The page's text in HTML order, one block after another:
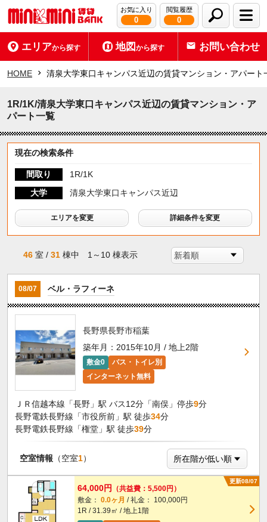
お気に入り
0
閲覧履歴
0
エリアから探す 地図から探す お問い合わせ
HOME 清泉大学東口キャンパス近辺の賃貸マンション・アパート
1R/1K/清泉大学東口キャンパス近辺の賃貸マンション・ア
パート一覧
現在の検索条件
間取り
1R/1K
大学
清泉大学東口キャンパス近辺
エリアを変更 詳細条件を変更
46 室 /31 棟中 1～10 棟表示
08/07 ベル・ラフィーネ
長野県長野市稲葉
築年月：2015年10月 / 地上2階
敷金0
バス・トイレ別
インターネット無料
ＪＲ信越本線「長野」駅 バス12分「南俣」停歩9分
長野電鉄長野線「市役所前」駅 徒歩34分
長野電鉄長野線「権堂」駅 徒歩39分
空室情報 （空室1）
更新08/07
64,000円
（共益費：5,500円）
敷金： 0.0ヶ月 / 礼金： 100,000円
1R / 31.39㎡ / 地上1階